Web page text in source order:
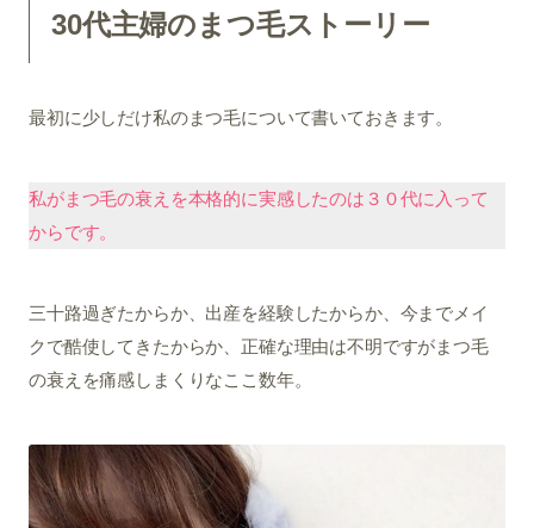
30代主婦のまつ毛ストーリー
最初に少しだけ私のまつ毛について書いておきます。
私がまつ毛の衰えを本格的に実感したのは３０代に入って
からです。
三十路過ぎたからか、出産を経験したからか、今までメイ
クで酷使してきたからか、正確な理由は不明ですがまつ毛
の衰えを痛感しまくりなここ数年。